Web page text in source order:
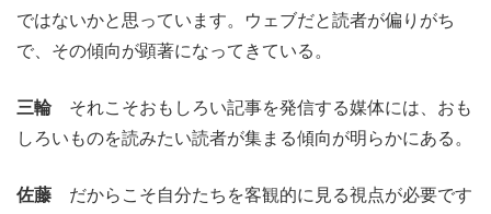
ではないかと思っています。ウェブだと読者が偏りがち
で、その傾向が顕著になってきている。
三輪それこそおもしろい記事を発信する媒体には、おも
しろいものを読みたい読者が集まる傾向が明らかにある。
佐藤 だからこそ自分たちを客観的に見る視点が必要です